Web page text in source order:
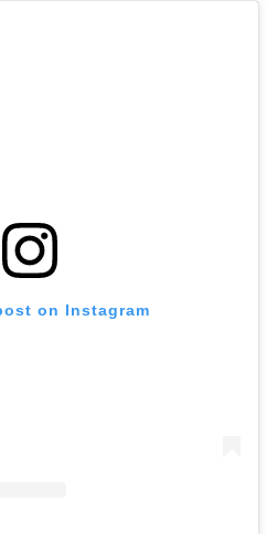
on Instagram